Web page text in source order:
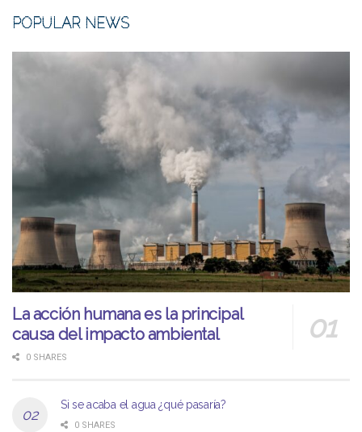
POPULAR NEWS
La acción humana es la principal
causa del impacto ambiental
0 SHARES
Si se acaba el agua ¿qué pasaría?
0 SHARES